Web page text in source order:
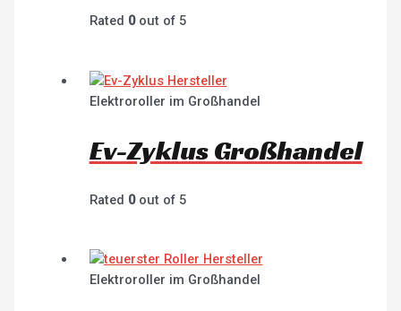
Rated 0out of 5
Elektroroller im Großhandel
Ev-Zyklus Großhandel
Rated 0out of 5
Elektroroller im Großhandel